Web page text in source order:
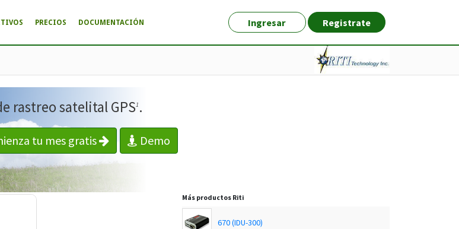
Ingresar Registrate
PRECIOS DOCUMENTACIÓN
rastreo satelital GPS1 .
tu mes gratis Demo
Más productos Riti
670 (IDU-300)